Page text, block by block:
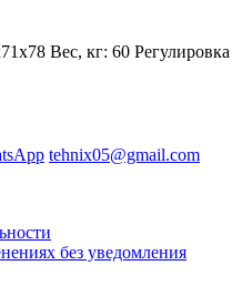
Вес, кг: 60 Регулировка
tehnix05@gmail.com
без уведомления